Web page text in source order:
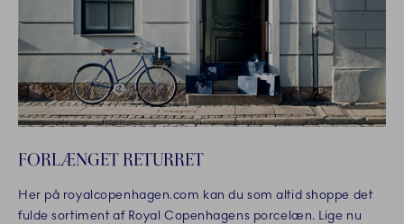
FORLÆNGET RETURRET
Her på royalcopenhagen.com kan du som altid shoppe det
fulde sortiment af Royal Copenhagens porcelæn. Lige nu